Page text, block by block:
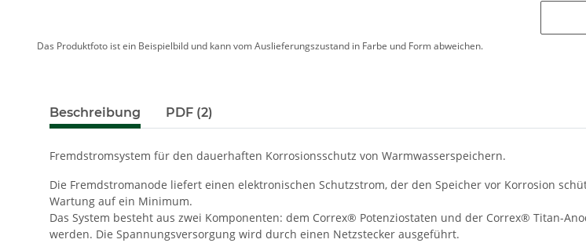
Das Produktfoto ist ein Beispielbild und kann vom Auslieferungszustand in Farbe und Form abweichen.
Beschreibung PDF (2)
Fremdstromsystem für den dauerhaften Korrosionsschutz von Warmwasserspeichern.
Die Fremdstromanode liefert einen elektronischen Schutzstrom, der den Speicher vor Korrosion
Wartung auf ein Minimum.
Das System besteht aus zwei Komponenten: dem Correx® Potenziostaten und der Correx® Titan-
werden. Die Spannungsversorgung wird durch einen Netzstecker ausgeführt.